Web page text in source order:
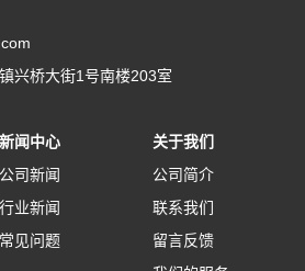
兴桥大街1号南楼203室
新闻中心
公司新闻
行业新闻
常见问题
关于我们
公司简介
联系我们
留言反馈